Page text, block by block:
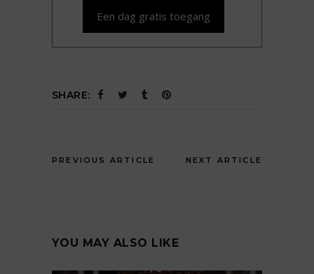
Een dag gratis toegang
SHARE:
PREVIOUS ARTICLE NEXT ARTICLE
YOU MAY ALSO LIKE